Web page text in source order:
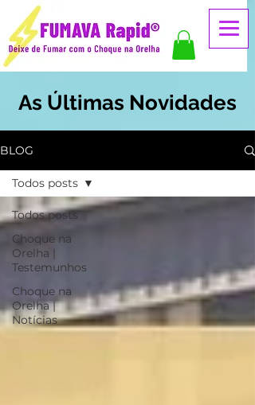
As Últimas Novidades
BLOG
Todos posts
Choque na
Orelha |
Testemunhos
Choque na
Orelha |
Notícias
Todos posts